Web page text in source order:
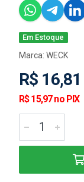
Em Estoque
Marca: WECK
R$ 16,81
R$ 15,97 no PIX